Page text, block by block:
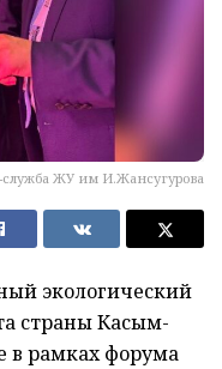
служба ЖУ им И.Жансугурова
экологический
страны Касым-
в рамках форума